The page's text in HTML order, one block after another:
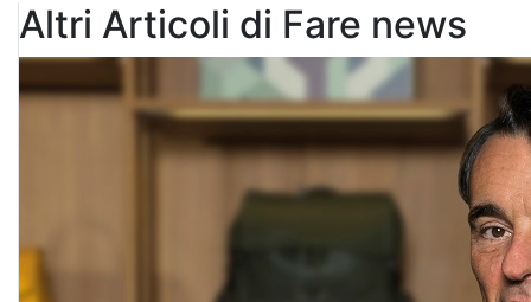
Altri Articoli di Fare news